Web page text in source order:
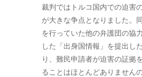
裁判ではトルコ国内での迫害
が大きな争点となりました。
を行っていた他の弁護団の協
した「出身国情報」を提出し
り、難民申請者が迫害の証拠
ることはほとんどありません